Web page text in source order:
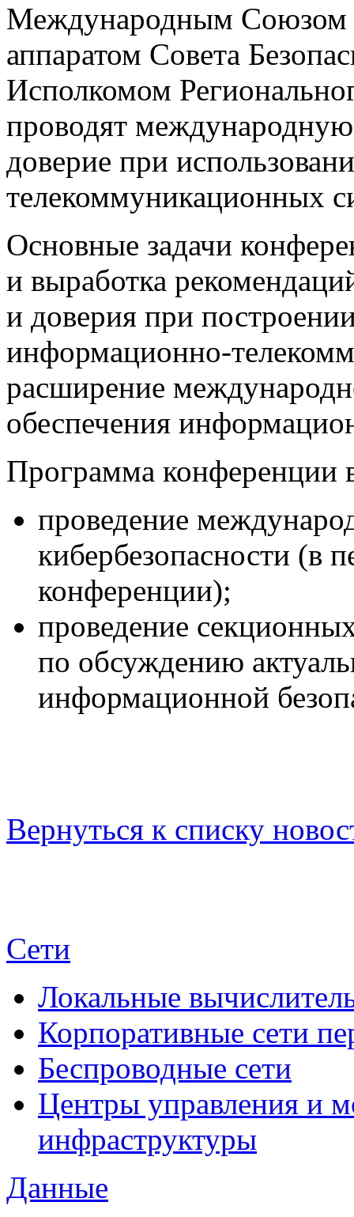
Международным Союзом
аппаратом Совета
Исполкомом
проводят
доверие при
телекоммуникационных
Основные задачи
и выработка
и доверия при
информационно-
расширение
обеспечения
Программа конференции
проведение
кибербезопасности (в
конференции);
проведение
по обсуждению
информационной
Вернуться к списку
Сети
Локальные
Корпоративные сети
Беспроводные сети
Центры управления и
инфраструктуры
Данные